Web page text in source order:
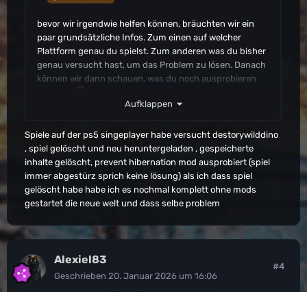
bevor wir irgendwie helfen können, bräuchten wir ein
paar grundsätzliche Infos. Zum einen auf welcher
Plattform genau du spielst. Zum anderen was du bisher
genau versucht hast, um das Problem zu lösen. Danach
können wir dann schauen, was du noch ausprobieren
Aufklappen
Spiele auf der ps5 singeplayer habe versucht destorywilddino
, spiel gelöscht und neu heruntergeladen , gespeicherte
inhalte gelöscht, prevent hibernation mod ausprobiert (spiel
immer abgestürz sprich keine lösung) als ich dass spiel
gelöscht habe habe ich es nochmal komplett ohne mods
gestartet die neue welt und dass selbe problem
Alexiel83
Geschrieben 20. Januar 2026 um 16:06
#4